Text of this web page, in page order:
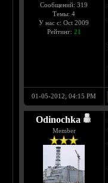
Сообщений: 319
Темы: 4
У нас с: Oct 2009
Рейтинг: 21
01-05-2012, 04:15 PM
Odinochka
Member